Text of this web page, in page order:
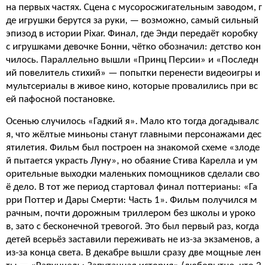
на первых частях. Сцена с мусоросжигательным заводом, г
де игрушки берутся за руки, — возможно, самый сильный
эпизод в истории Pixar. Финал, где Энди передаёт коробку
с игрушками девочке Бонни, чётко обозначил: детство кон
чилось. Параллельно вышли «Принц Персии» и «Последн
ий повелитель стихий» — попытки перенести видеоигры и
мультсериалы в живое кино, которые провалились при вс
ей пафосной постановке.
Осенью случилось «Гадкий я». Мало кто тогда догадывалс
я, что жёлтые миньоны станут главными персонажами дес
ятилетия. Фильм был построен на знакомой схеме «злоде
й пытается украсть Луну», но обаяние Стива Карелла и ум
орительные выходки маленьких помощников сделали сво
ё дело. В тот же период стартовал финал поттерианы: «Га
рри Поттер и Дары Смерти: Часть 1». Фильм получился м
рачным, почти дорожным триллером без школы и уроко
в, зато с бесконечной тревогой. Это был первый раз, когда
детей всерьёз заставили переживать не из-за экзаменов, а
из-за конца света. В декабре вышли сразу две мощные лен